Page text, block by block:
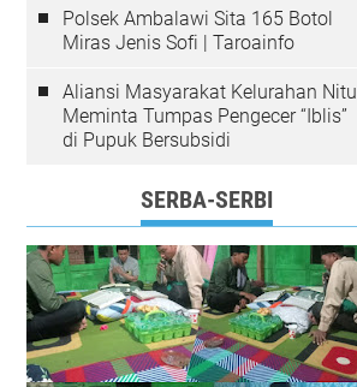
Polsek Ambalawi Sita 165 Botol
Miras Jenis Sofi | Taroainfo
Aliansi Masyarakat Kelurahan Nitu
Meminta Tumpas Pengecer “Iblis”
di Pupuk Bersubsidi
SERBA-SERBI